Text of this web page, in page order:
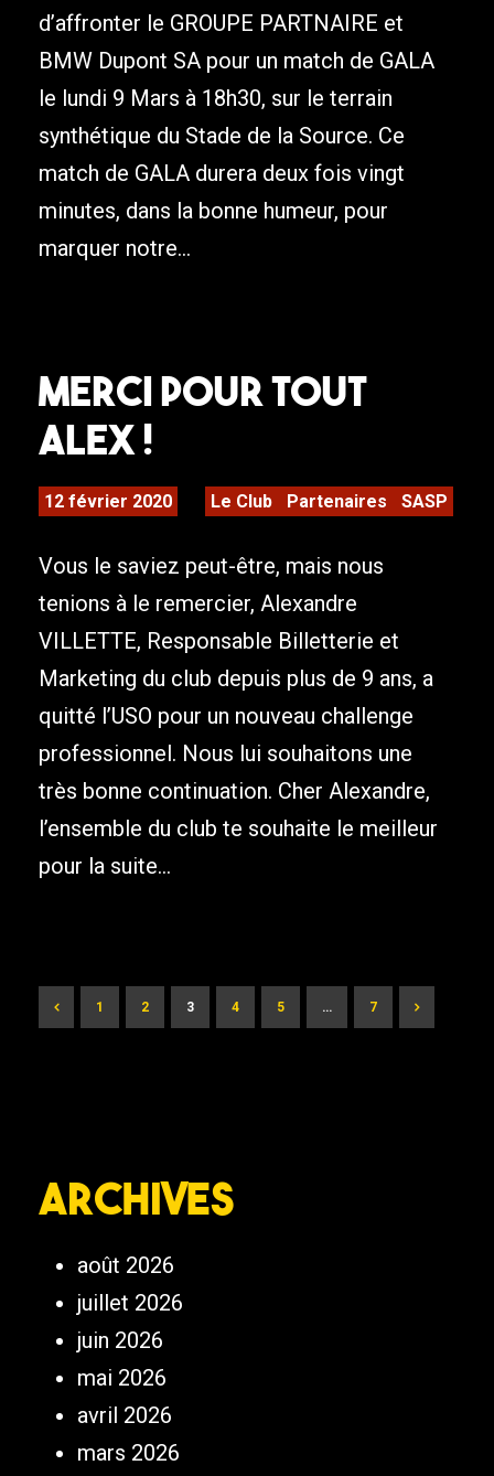
d’affronter le GROUPE PARTNAIRE et
BMW Dupont SA pour un match de GALA
le lundi 9 Mars à 18h30, sur le terrain
synthétique du Stade de la Source. Ce
match de GALA durera deux fois vingt
minutes, dans la bonne humeur, pour
marquer notre...
Merci pour tout
Alex !
12 février 2020 Le Club Partenaires SASP
Vous le saviez peut-être, mais nous
tenions à le remercier, Alexandre
VILLETTE, Responsable Billetterie et
Marketing du club depuis plus de 9 ans, a
quitté l’USO pour un nouveau challenge
professionnel. Nous lui souhaitons une
très bonne continuation. Cher Alexandre,
l’ensemble du club te souhaite le meilleur
pour la suite...
1 2 3 4 5 … 7
Archives
août 2026
juillet 2026
juin 2026
mai 2026
avril 2026
mars 2026